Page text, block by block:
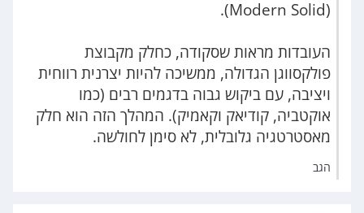
(Modern Solid).
העובדות מראות שסקודה, כחלק מקבוצת
פולקסווגן הגדולה, ממשיכה להיות יצרנית רווחית
ויציבה, עם ביקוש גבוה בדגמים רבים (כמו
אוקטביה, קודיאק וקאמיק). המהלך הזה הוא חלק
מאסטרטגיה גלובלית, לא סימן לחולשה.
הגב